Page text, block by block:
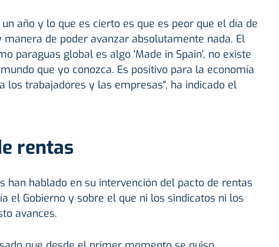
año y lo que es cierto es que es peor que el día de
de poder avanzar absolutamente nada. El
paraguas global es algo 'Made in Spain', no existe
que yo conozca. Es positivo para la economía
los trabajadores y las empresas", ha indicado el
rentas
han hablado en su intervención del pacto de rentas
el Gobierno y sobre el que ni los sindicatos ni los
avances.